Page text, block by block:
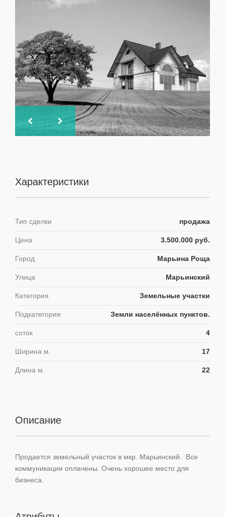
Характеристики
Тип сделки продажа
Цена 3.500.000 руб.
Город Марьина Роща
Улица Марьинский
Категория Земельные участки
Подкатегория Земли населённых пунктов.
соток 4
Ширина м. 17
Длина м. 22
Описание
Продается земельный участок в мкр. Марьинский. Все
коммуникации оплачены. Очень хорошее место для
бизнеса.